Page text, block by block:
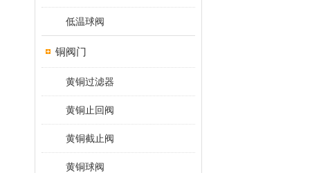
低温球阀
铜阀门
黄铜过滤器
黄铜止回阀
黄铜截止阀
黄铜球阀